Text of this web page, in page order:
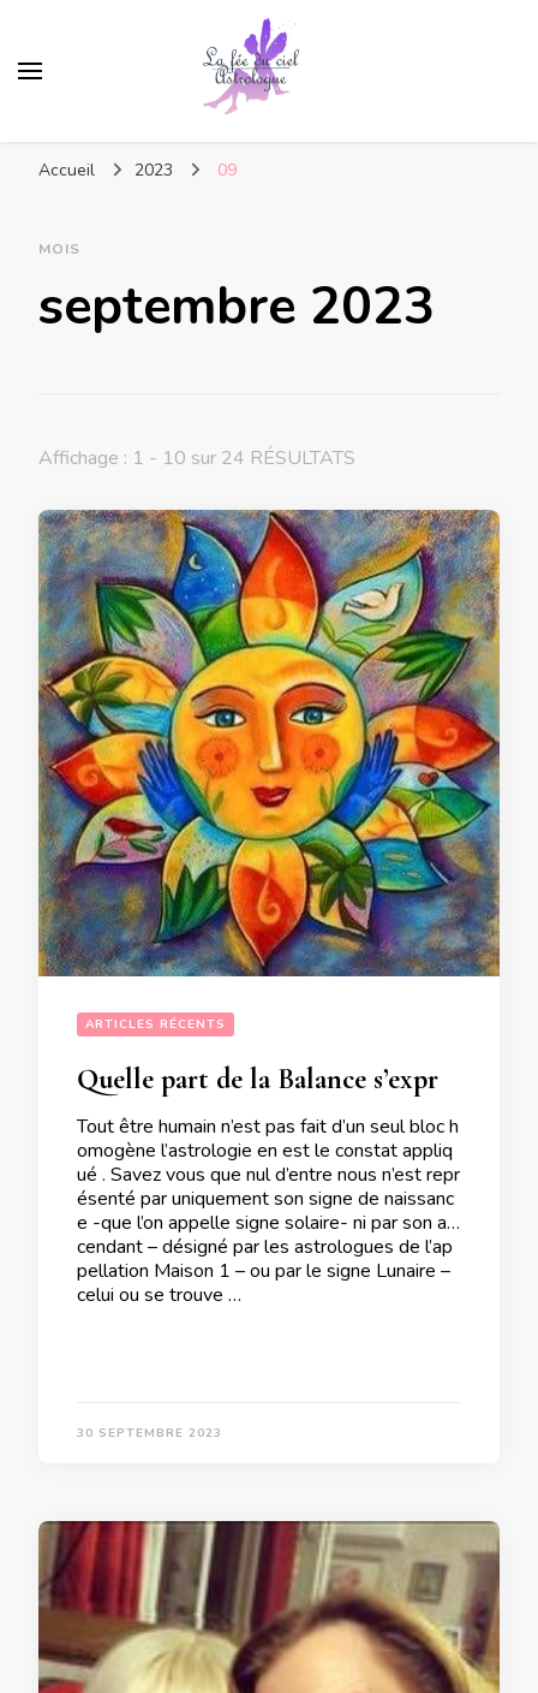
Accueil 2023 09
MOIS
septembre 2023
Affichage : 1 - 10 sur 24 RÉSULTATS
ARTICLES RÉCENTS
Tout être humain n’est pas fait d’un seul bloc h
omogène l’astrologie en est le constat appliq
ué . Savez vous que nul d’entre nous n’est repr
ésenté par uniquement son signe de naissanc
e -que l’on appelle signe solaire- ni par son as
cendant – désigné par les astrologues de l’ap
pellation Maison 1 – ou par le signe Lunaire –
celui ou se trouve …
30 SEPTEMBRE 2023